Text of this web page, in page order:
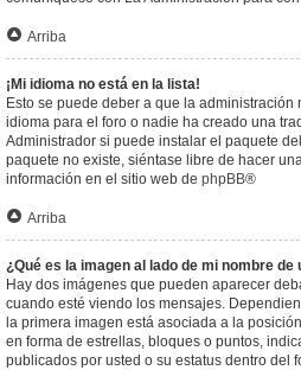
Arriba
¡Mi idioma no está en la lista!
Esto se puede deber a que la
idioma para el foro o nadie ha creado una
Administrador si puede instalar el paquete
paquete no existe, siéntase libre de hacer
información en el sitio web de phpBB®
Arriba
¿Qué es la imagen al lado de mi nombre de
Hay dos imágenes que pueden aparecer
cuando esté viendo los mensajes.
la primera imagen está asociada a la
en forma de estrellas, bloques o puntos,
publicados por usted o su estatus dentro del